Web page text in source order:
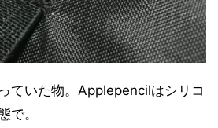
ていた物。Applepencilはシリコ
で。